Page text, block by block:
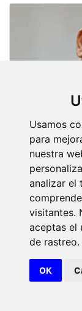
Usamos
para
nuestra
analizar el
visitantes.
aceptas el
de rastreo.
OK
Ilmo.